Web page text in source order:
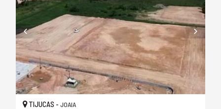
TIJUCAS - JOAIA